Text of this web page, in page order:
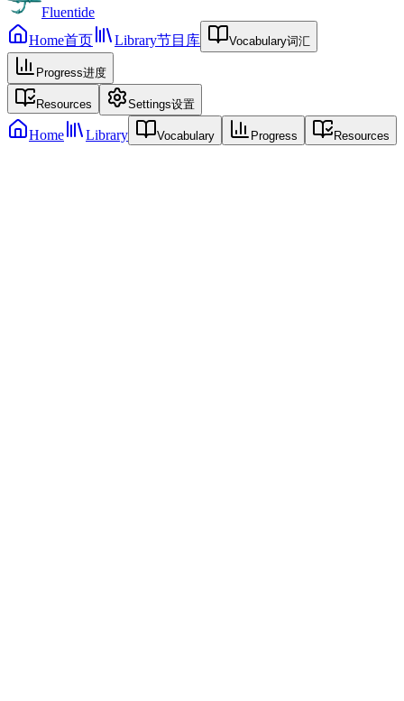
Fluentide
Home首页 Library节目库 Vocabulary词汇
Progress进度
Resources Settings设置
Home Library Vocabulary Progress Resources